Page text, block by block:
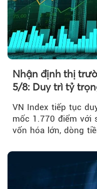
Nhận định thị
5/8: Duy trì tỷ
VN Index tiếp tục
mốc 1.770 điểm với
vốn hóa lớn, dòng